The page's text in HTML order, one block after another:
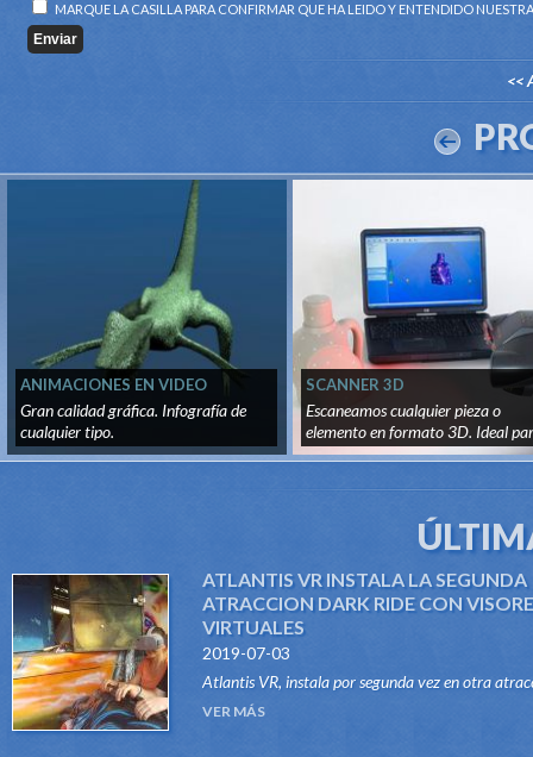
MARQUE LA CASILLA PARA CONFIRMAR QUE HA LEIDO Y ENTENDIDO
<<
ANIMACIONES EN VIDEO
Gran calidad gráfica. Infografía de
cualquier tipo.
SCANNER 3D
Escaneamos cualquier pieza o
elemento en formato 3D. Ideal
recon...
ATLANTIS VR INSTALA LA SEGUNDA
ATRACCION DARK RIDE CON
VIRTUALES
2019-07-03
Atlantis VR, instala por segunda vez en otra
del tipo Dark Ride, su sistema "VR RIDES".
VER MÁS